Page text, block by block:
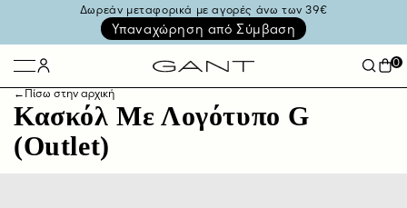
Δωρεάν μεταφορικά με αγορές άνω των 39€
Υπαναχώρηση από Σύμβαση
0
← Πίσω στην αρχική
Κασκόλ Με Λογότυπο G
(Outlet)